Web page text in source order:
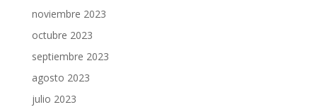
noviembre 2023
octubre 2023
septiembre 2023
agosto 2023
julio 2023